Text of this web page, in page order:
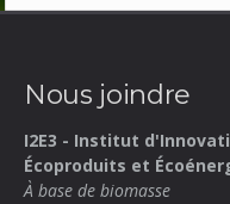
Nous joindre
I2E3 - Institut
Écoproduits et
À base de biomasse